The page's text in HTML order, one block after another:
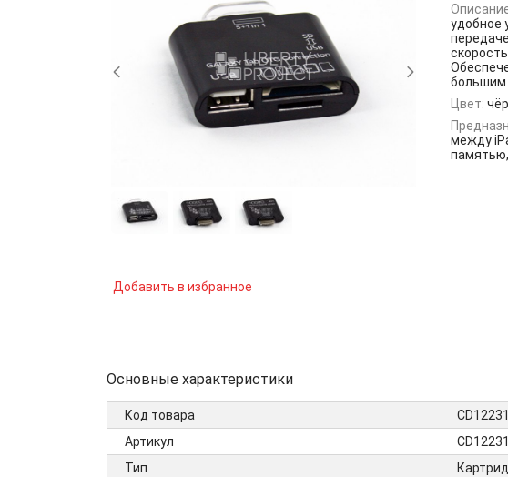
Добавить в избранное
удобное
большим
Цвет:
между
Основные характеристики
Код товара
Артикул
Тип